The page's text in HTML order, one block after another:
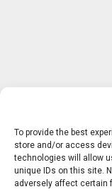
To provide the best
store and/or access
technologies will allow
unique IDs on this site.
adversely affect certain